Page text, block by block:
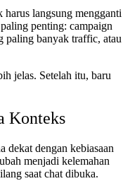
langsung mengganti
penting: campaign
paling banyak traffic, atau
jelas. Setelah itu, baru
Konteks
dekat dengan kebiasaan
menjadi kelemahan
saat chat dibuka.